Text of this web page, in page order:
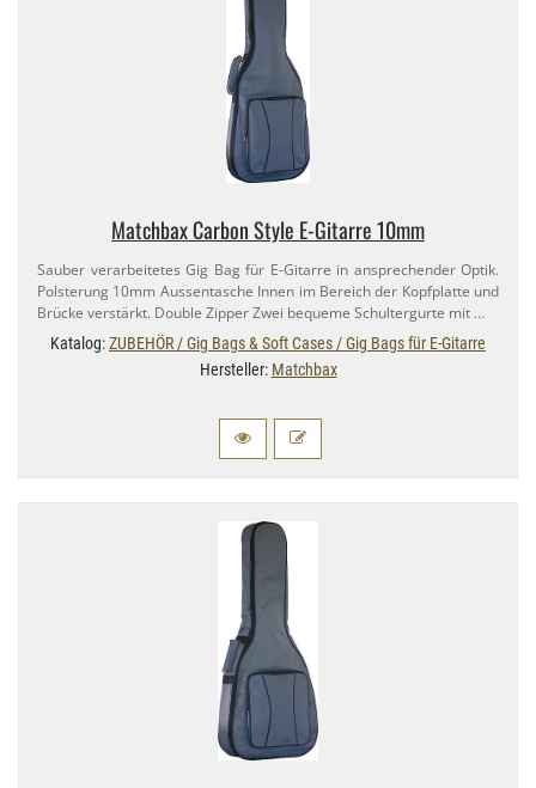
Matchbax Carbon Style E-​Gitarre 10mm
Sauber verarbeitetes Gig Bag für E-​Gitarre in ansprechender Optik.
Polsterung 10mm Aussentasche Innen im Bereich der Kopfplatte und
Brücke verstärkt. Double Zipper Zwei bequeme Schultergurte mit …
Katalog:ZUBEHÖR / Gig Bags & Soft Cases / Gig Bags für E-Gitarre
Hersteller: Matchbax